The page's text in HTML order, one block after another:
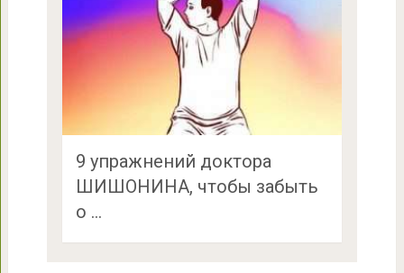
9 упражнений доктора
ШИШОНИНА, чтобы забыть
о …